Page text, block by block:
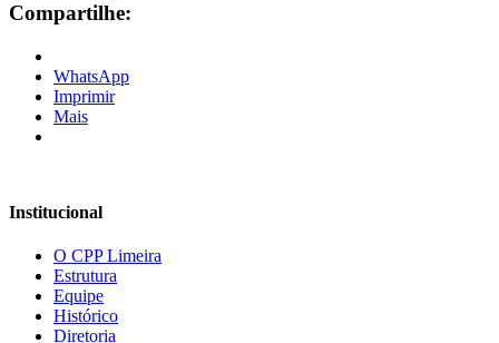
Compartilhe:
WhatsApp
Imprimir
Mais
Institucional
O CPP Limeira
Estrutura
Equipe
Histórico
Diretoria